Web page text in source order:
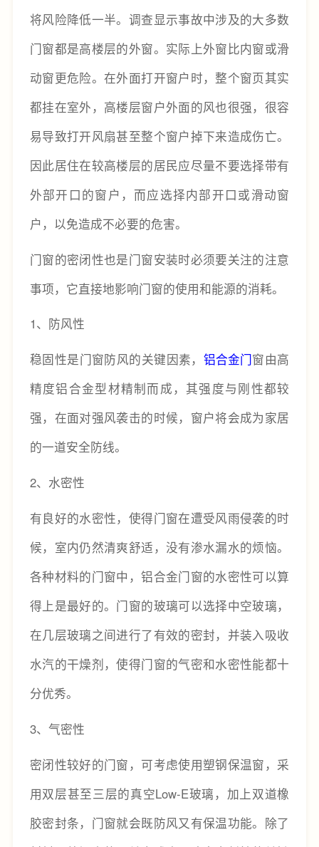
将风险降低一半。调查显示事故中涉及的大多数
门窗都是高楼层的外窗。实际上外窗比内窗或滑
动窗更危险。在外面打开窗户时，整个窗页其实
都挂在室外，高楼层窗户外面的风也很强，很容
易导致打开风扇甚至整个窗户掉下来造成伤亡。
因此居住在较高楼层的居民应尽量不要选择带有
外部开口的窗户，而应选择内部开口或滑动窗
户，以免造成不必要的危害。
门窗的密闭性也是门窗安装时必须要关注的注意
事项，它直接地影响门窗的使用和能源的消耗。
1、防风性
稳固性是门窗防风的关键因素， 铝合金门窗由高
精度铝合金型材精制而成，其强度与刚性都较
强，在面对强风袭击的时候，窗户将会成为家居
的一道安全防线。
2、水密性
有良好的水密性，使得门窗在遭受风雨侵袭的时
候，室内仍然清爽舒适，没有渗水漏水的烦恼。
各种材料的门窗中，铝合金门窗的水密性可以算
得上是最好的。门窗的玻璃可以选择中空玻璃，
在几层玻璃之间进行了有效的密封，并装入吸收
水汽的干燥剂，使得门窗的气密和水密性能都十
分优秀。
3、气密性
密闭性较好的门窗，可考虑使用塑钢保温窗，采
用双层甚至三层的真空Low-E玻璃，加上双道橡
胶密封条，门窗就会既防风又有保温功能。除了